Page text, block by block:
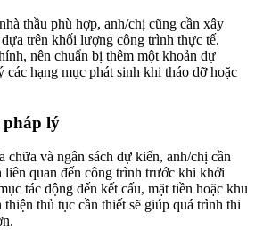
thầu phù hợp, anh/chị cũng cần xây
trên khối lượng công trình thực tế.
nên chuẩn bị thêm một khoản dự
hạng mục phát sinh khi tháo dỡ hoặc
lý
chữa và ngân sách dự kiến, anh/chị cần
quan đến công trình trước khi khởi
tác động đến kết cấu, mặt tiền hoặc khu
thủ tục cần thiết sẽ giúp quá trình thi